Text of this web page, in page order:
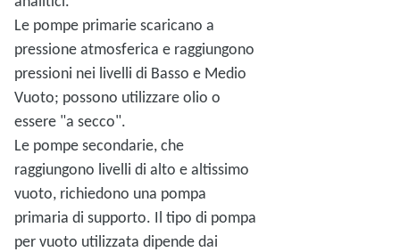
Le pompe primarie scaricano a
pressione atmosferica e raggiungono
pressioni nei livelli di Basso e Medio
Vuoto; possono utilizzare olio o
essere "a secco".
Le pompe secondarie, che
raggiungono livelli di alto e altissimo
vuoto, richiedono una pompa
primaria di supporto. Il tipo di pompa
per vuoto utilizzata dipende dai